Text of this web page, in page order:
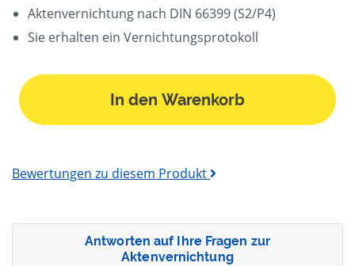
Aktenvernichtung nach DIN 66399 (S2/P4)
Sie erhalten ein Vernichtungsprotokoll
In den Warenkorb
Bewertungen zu diesem Produkt
Antworten auf Ihre Fragen zur
Aktenvernichtung